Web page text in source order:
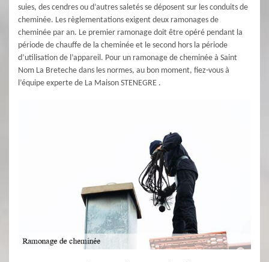
suies, des cendres ou d’autres saletés se déposent sur les conduits de
cheminée. Les règlementations exigent deux ramonages de
cheminée par an. Le premier ramonage doit être opéré pendant la
période de chauffe de la cheminée et le second hors la période
d’utilisation de l’appareil. Pour un ramonage de cheminée à Saint
Nom La Breteche dans les normes, au bon moment, fiez-vous à
l’équipe experte de La Maison STENEGRE .